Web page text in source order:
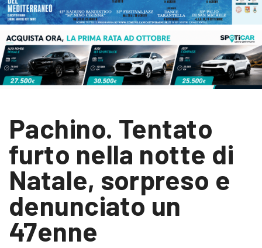
Pachino. Tentato
furto nella notte di
Natale, sorpreso e
denunciato un
47enne